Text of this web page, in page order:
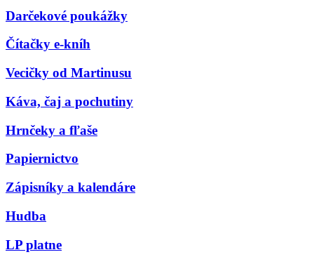
Darčekové poukážky
Čítačky e-kníh
Vecičky od Martinusu
Káva, čaj a pochutiny
Hrnčeky a fľaše
Papiernictvo
Zápisníky a kalendáre
Hudba
LP platne